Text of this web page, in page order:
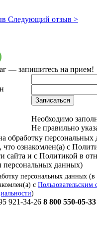
Следующий отзыв >
— запишитесь на прием!
Записаться
Необходимо
Не правильно
обработку
ознакомлен(а) с
сайта и с Политикой в
персональных данных)
персональных данных (в
с Пользовательским
)
921-34-26 8 800 550-05-33